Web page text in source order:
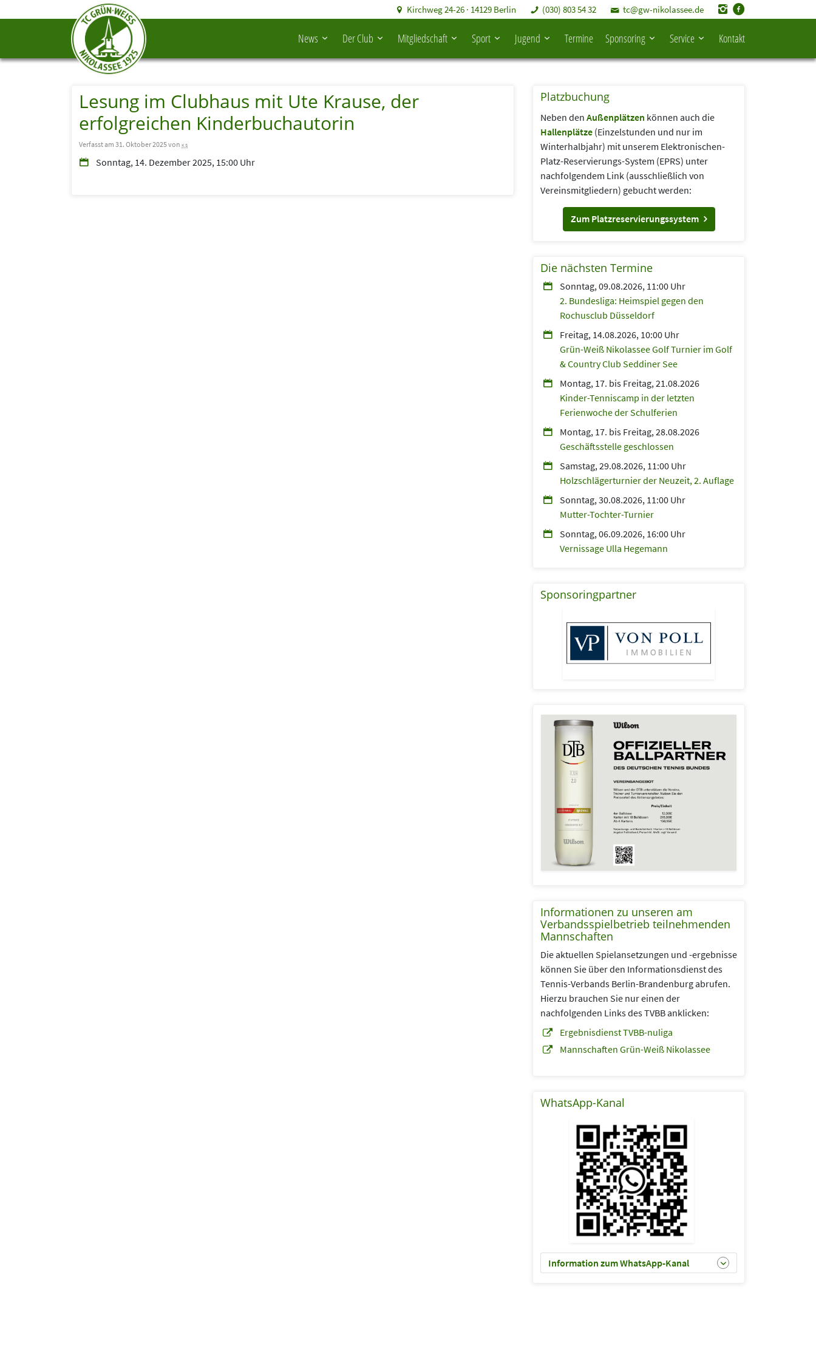
Kirchweg 24-26 · 14129 Berlin (030) 803 54 32 tc@gw-nikolassee.de
News Der Club Mitgliedschaft Sport Jugend Termine Sponsoring Service Kontakt
Lesung im Clubhaus mit Ute Krause, der
erfolgreichen Kinderbuchautorin
Verfasst am 31. Oktober 2025 von ks
Sonntag, 14. Dezember 2025, 15:00 Uhr
Platzbuchung
Neben den Außenplätzen können auch die
Hallenplätze (Einzelstunden und nur im
Winterhalbjahr) mit unserem Elektronischen-
Platz-Reservierungs-System (EPRS) unter
nachfolgendem Link (aus­schließlich von
Vereins­mitgliedern) gebucht werden:
Zum Platzreservierungssystem
Die nächsten Termine
Sonntag, 09.08.2026, 11:00 Uhr
2. Bundesliga: Heimspiel gegen den
Rochusclub Düsseldorf
Freitag, 14.08.2026, 10:00 Uhr
Grün-Weiß Nikolassee Golf Turnier im Golf
& Country Club Seddiner See
Montag, 17. bis Freitag, 21.08.2026
Kinder-Tenniscamp in der letzten
Ferienwoche der Schulferien
Montag, 17. bis Freitag, 28.08.2026
Geschäftsstelle geschlossen
Samstag, 29.08.2026, 11:00 Uhr
Holzschlägerturnier der Neuzeit, 2. Auflage
Sonntag, 30.08.2026, 11:00 Uhr
Mutter-Tochter-Turnier
Sonntag, 06.09.2026, 16:00 Uhr
Vernissage Ulla Hegemann
Sponsoringpartner
Informationen zu unseren am
Verbandsspielbetrieb teilnehmenden
Mannschaften
Die aktuellen Spielansetzungen und -ergebnisse
können Sie über den Informationsdienst des
Tennis-Verbands Berlin-Brandenburg abrufen.
Hierzu brauchen Sie nur einen der
nachfolgenden Links des TVBB anklicken:
Ergebnisdienst TVBB-nuliga
Mannschaften Grün-Weiß Nikolassee
WhatsApp-Kanal
Information zum WhatsApp-Kanal